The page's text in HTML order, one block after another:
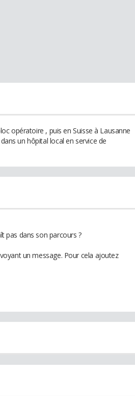
opératoire , puis en Suisse à Lausanne
un hôpital local en service de
pas dans son parcours ?
un message. Pour cela ajoutez